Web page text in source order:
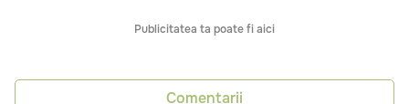
Publicitatea ta poate fi aici
Comentarii